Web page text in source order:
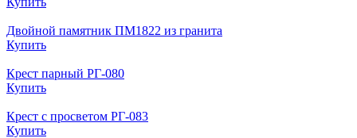
Двойной памятник ПМ1822 из гранита
Купить
Крест парный РГ-080
Купить
Крест с просветом РГ-083
Купить